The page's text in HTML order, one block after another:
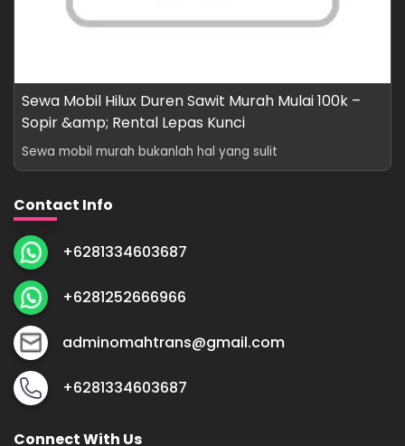
Sewa Mobil Hilux Duren Sawit Murah Mulai 100k –
Sopir &amp; Rental Lepas Kunci
Sewa mobil murah bukanlah hal yang sulit
Contact Info
+6281334603687
+6281252666966
adminomahtrans@gmail.com
+6281334603687
Connect With Us